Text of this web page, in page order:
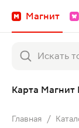
Магнит
Карта Магнит
Главная /